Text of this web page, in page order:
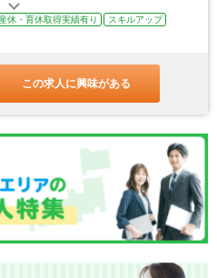
産休・育休取得実績有り
スキルアップ
この求人に興味がある